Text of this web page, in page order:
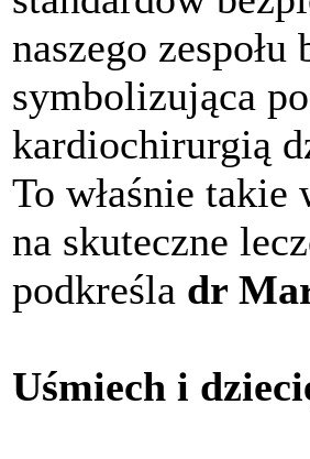
naszego
symbolizująca
kardiochirurgią
To właśnie takie
na skuteczne
podkreśla dr
Uśmiech i